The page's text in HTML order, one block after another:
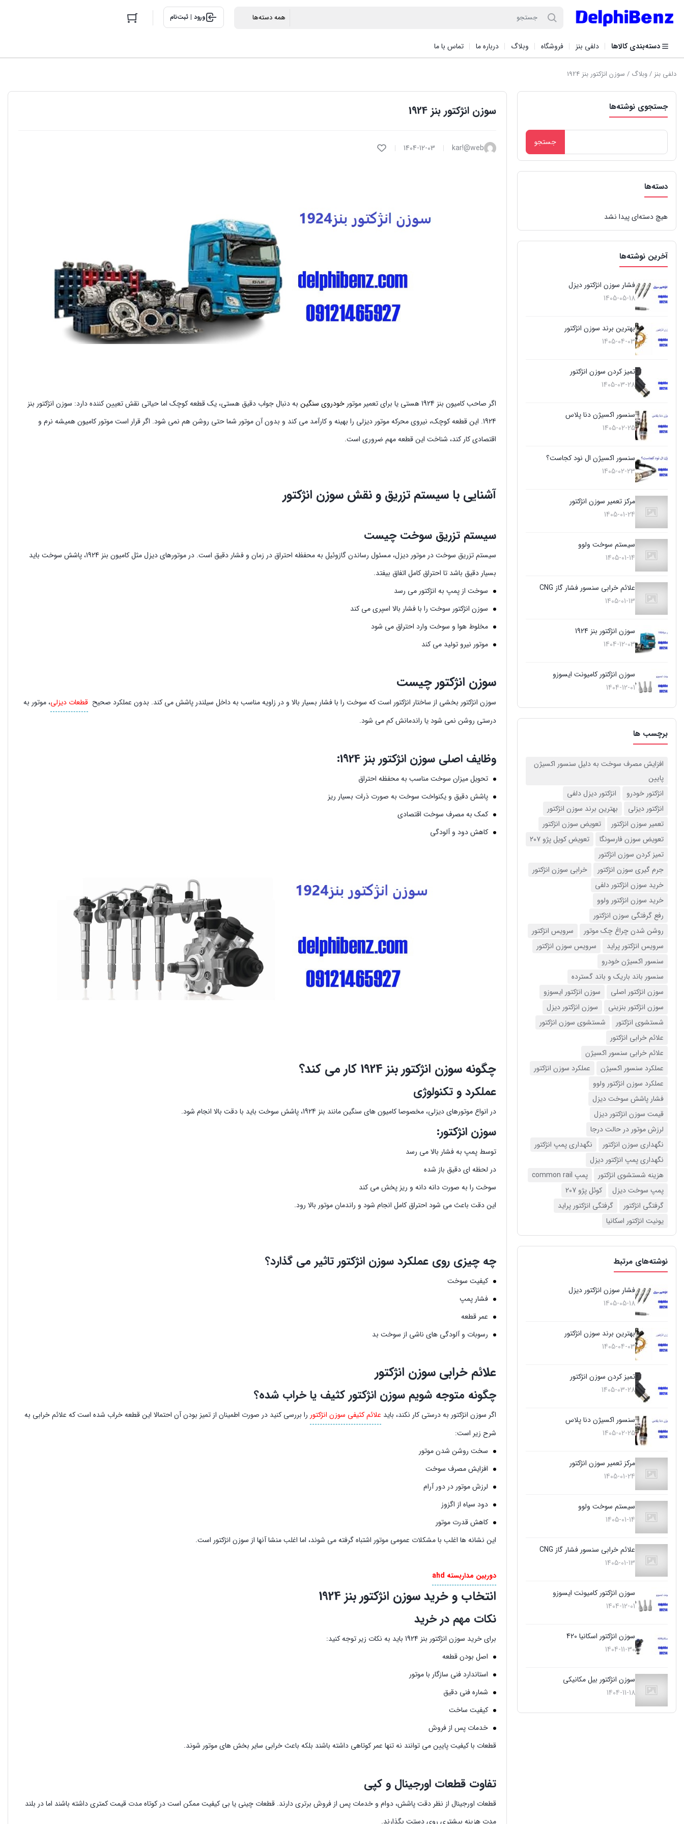
ورود | ثبت‌نام
دسته‌بندی کالاها دلفی بنز فروشگاه وبلاگ درباره ما تماس با ما
دلفی بنز/وبلاگ / سوزن انژکتور بنز 1924
جستجوی نوشته‌ها
برای:
دسته‌ها
هیچ دسته‌ای پیدا نشد
آخرین نوشته‌ها
فشار سوزن انژکتور دیزل
1405-05-18
بهترین برند سوزن انژکتور
1405-04-03
تمیز کردن سوزن انژکتور
1405-03-28
سنسور اکسیژن دنا پلاس
1405-02-25
سنسور اکسیژن ال نود کجاست؟
1405-02-23
مرکز تعمیر سوزن انژکتور
1405-01-24
سیستم سوخت ولوو
1405-01-14
علائم خرابی سنسور فشار گاز CNG
1405-01-13
سوزن انژکتور بنز 1924
1404-12-03
سوزن انژکتور کامیونت ایسوزو
1404-12-01
برچسب ها
افزایش مصرف سوخت به دلیل سنسور اکسیژن
پایین
انژکتور خودرو
انژکتور دیزل دلفی
انژکتور دیزلی
بهترین برند سوزن انژکتور
تعمیر سوزن انژکتور
تعویض سوزن انژکتور
تعویض سوزن فارسونگا
تعویض کویل پژو ۲۰۷
تمیز کردن سوزن انژکتور
جرم گیری سوزن انژکتور
خرابی سوزن انژکتور
خرید سوزن انژکتور دلفی
خرید سوزن انژکتور ولوو
رفع گرفتگی سوزن انژکتور
روشن شدن چراغ چک موتور
سرویس انژکتور
سرویس انژکتور پراید
سرویس سوزن انژکتور
سنسور اکسیژن خودرو
سنسور باند باریک و باند گسترده
سوزن انژکتور اصلی
سوزن انژکتور ایسوزو
سوزن انژکتور بنزینی
سوزن انژکتور دیزل
شستشوی انژکتور
شستشوی سوزن انژکتور
علائم خرابی انژکتور
علائم خرابی سنسور اکسیژن
عملکرد سنسور اکسیژن
عملکرد سوزن انژکتور
عملکرد سوزن انژکتور ولوو
فشار پاشش سوخت دیزل
قیمت سوزن انژکتور دیزل
لرزش موتور در حالت درجا
نگهداری سوزن انژکتور
نگهداری پمپ انژکتور
نگهداری پمپ انژکتور دیزل
هزینه شستشوی انژکتور
پمپ common rail
پمپ سوخت دیزل
کوئل پژو 207
گرفتگی انژکتور
گرفتگی انژکتور پراید
یونیت انژکتور اسکانیا
نوشته‌های مرتبط
فشار سوزن انژکتور دیزل
1405-05-18
بهترین برند سوزن انژکتور
1405-04-03
تمیز کردن سوزن انژکتور
1405-03-28
سنسور اکسیژن دنا پلاس
1405-02-25
مرکز تعمیر سوزن انژکتور
1405-01-24
سیستم سوخت ولوو
1405-01-14
علائم خرابی سنسور فشار گاز CNG
1405-01-13
سوزن انژکتور کامیونت ایسوزو
1404-12-01
سوزن انژکتور اسکانیا 420
1404-11-30
سوزن انژکتور بیل مکانیکی
1404-11-18
سوزن انژکتور بنز 1924
kar!@web
1404-12-03
اگر صاحب کامیون بنز 1924 هستی یا برای تعمیر موتور خودروی سنگین به دنبال جواب دقیق هستی، یک قطعه کوچک اما حیاتی نقش تعیین کننده دارد: سوزن انژکتور بنز
1924. این قطعه کوچک، نیروی محرکه موتور دیزلی را بهینه و کارآمد می کند و بدون آن موتور شما حتی روشن هم نمی شود. اگر قرار است موتور کامیون همیشه نرم و
اقتصادی کار کند، شناخت این قطعه مهم ضروری است.
آشنایی با سیستم تزریق و نقش سوزن انژکتور
سیستم تزریق سوخت چیست
سیستم تزریق سوخت در موتور دیزل، مسئول رساندن گازوئیل به محفظه احتراق در زمان و فشار دقیق است. در موتورهای دیزل مثل کامیون بنز 1924، پاشش سوخت باید
بسیار دقیق باشد تا احتراق کامل اتفاق بیفتد.
سوخت از پمپ به انژکتور می رسد
سوزن انژکتور سوخت را با فشار بالا اسپری می کند
مخلوط هوا و سوخت وارد احتراق می شود
موتور نیرو تولید می کند
سوزن انژکتور چیست
سوزن انژکتور بخشی از ساختار انژکتور است که سوخت را با فشار بسیار بالا و در زاویه مناسب به داخل سیلندر پاشش می کند. بدون عملکرد صحیحقطعات دیزلی، موتور به
درستی روشن نمی شود یا راندمانش کم می شود.
وظایف اصلی سوزن انژکتور بنز 1924:
تحویل میزان سوخت مناسب به محفظه احتراق
پاشش دقیق و یکنواخت سوخت به صورت ذرات بسیار ریز
کمک به مصرف سوخت اقتصادی
کاهش دود و آلودگی
چگونه سوزن انژکتور بنز 1924 کار می کند؟
عملکرد و تکنولوژی
در انواع موتورهای دیزلی، مخصوصا کاميون هاي سنگين مانند بنز 1924، پاشش سوخت باید با دقت بالا انجام شود.
سوزن انژکتور:
توسط پمپ به فشار بالا می رسد
در لحظه ای دقیق باز شده
سوخت را به صورت دانه دانه و ریز پخش می کند
این دقت باعث می شود احتراق کامل انجام شود و راندمان موتور بالا رود.
چه چیزی روی عملکرد سوزن انژکتور تاثیر می گذارد؟
کیفیت سوخت
فشار پمپ
عمر قطعه
رسوبات و آلودگی های ناشی از سوخت بد
علائم خرابی سوزن انژکتور
چگونه متوجه شویم سوزن انژکتور کثیف یا خراب شده؟
اگر سوزن انژکتور به درستی کار نکند، باید علائم کثیفی سوزن انژکتور را بررسی کنید در صورت اطمینان از تمیز بودن آن احتمالا این قطعه خراب شده است که علائم خرابی به
شرح زیر است:
سخت روشن شدن موتور
افزایش مصرف سوخت
لرزش موتور در دور آرام
دود سیاه از اگزوز
کاهش قدرت موتور
این نشانه ها اغلب با مشکلات عمومی موتور اشتباه گرفته می شوند، اما اغلب منشا آنها از سوزن انژکتور است.
دوربین مداربسته ahd
انتخاب و خرید سوزن انژکتور بنز 1924
نکات مهم در خرید
برای خرید سوزن انژکتور بنز 1924 باید به نکات زیر توجه کنید:
اصل بودن قطعه
استاندارد فنی سازگار با موتور
شماره فنی دقیق
کیفیت ساخت
خدمات پس از فروش
قطعات با کیفیت پایین می توانند نه تنها عمر کوتاهی داشته باشند بلکه باعث خرابی سایر بخش های موتور شوند.
تفاوت قطعات اورجینال و کپی
قطعات اورجینال از نظر دقت پاشش، دوام و خدمات پس از فروش برتری دارند. قطعات چینی یا بی کیفیت ممکن است در کوتاه مدت قیمت کمتری داشته باشند اما در بلند
مدت هزینه بیشتری روی دستت بگذارند.